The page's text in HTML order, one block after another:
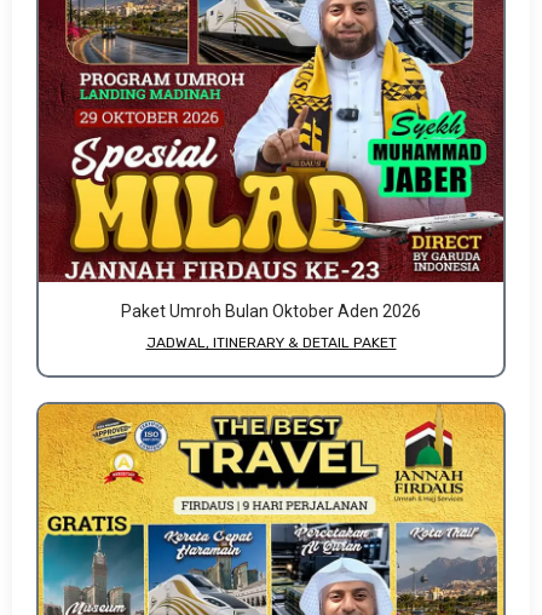
Paket Umroh Bulan Oktober Aden 2026
JADWAL, ITINERARY & DETAIL PAKET